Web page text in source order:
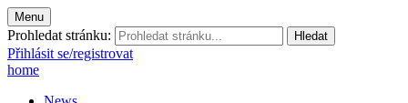
Menu
Prohledat stránku:
Přihlásit se/registrovat
home